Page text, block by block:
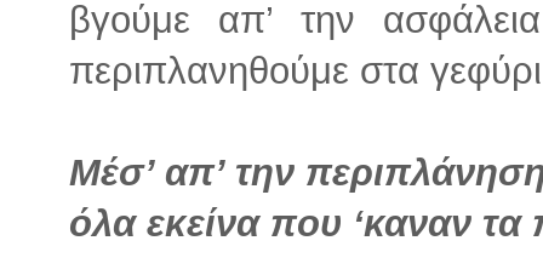
βγούμε απ’ την
περιπλανηθούμε στα
Μέσ’ απ’ την
όλα εκείνα που ‘καναν